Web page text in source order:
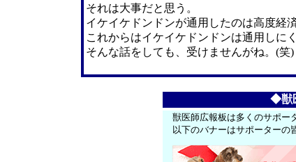
それは大事だと思う。
イケイケドンドンが通用したのは高度経
これからはイケイケドンドンは通用しに
そんな話をしても、受けませんがね。(笑)
◆獣
獣医師広報板は多くのサポー
以下のバナーはサポーターの